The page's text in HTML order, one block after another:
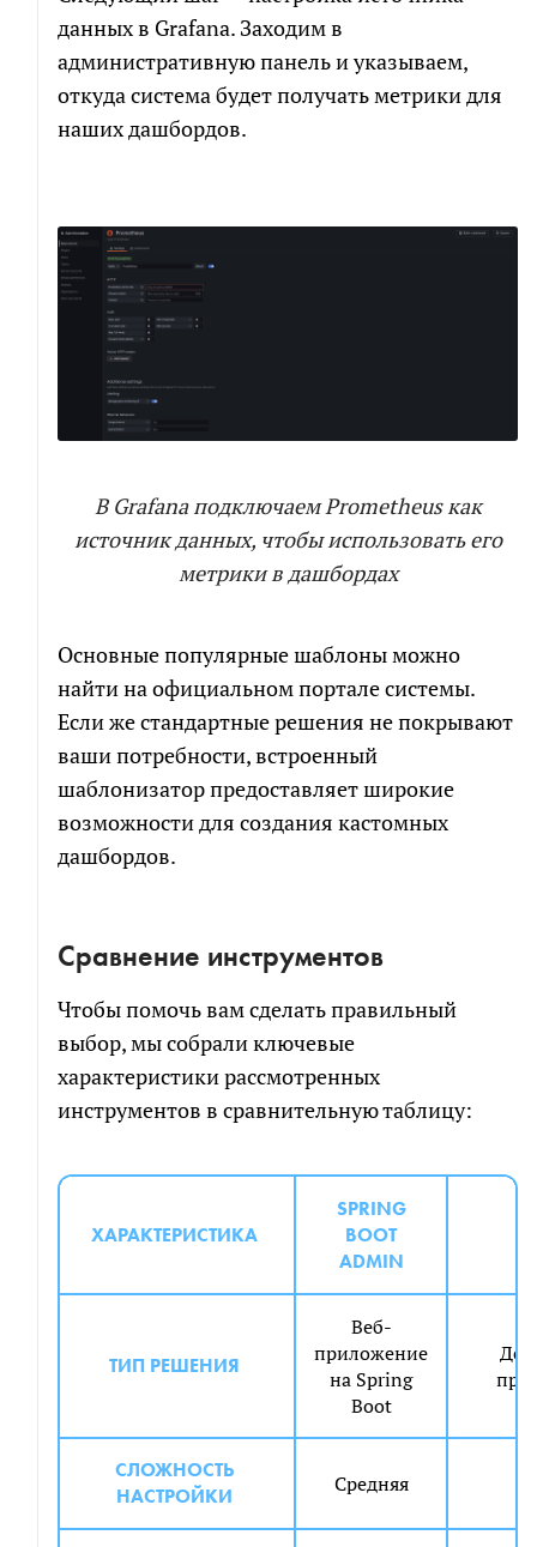
данных в Grafana. Заходим в
административную панель и указываем,
откуда система будет получать метрики для
наших дашбордов.
В Grafana подключаем Prometheus как
источник данных, чтобы использовать его
метрики в дашбордах
Основные популярные шаблоны можно
найти на официальном портале системы.
Если же стандартные решения не покрывают
ваши потребности, встроенный
шаблонизатор предоставляет широкие
возможности для создания кастомных
дашбордов.
Сравнение инструментов
Чтобы помочь вам сделать правильный
выбор, мы собрали ключевые
характеристики рассмотренных
инструментов в сравнительную таблицу:
ХАРАКТЕРИСТИКА
SPRING
BOOT
ADMIN
ТИП РЕШЕНИЯ
Веб-
приложение
на Spring
Boot
СЛОЖНОСТЬ
НАСТРОЙКИ
Средняя